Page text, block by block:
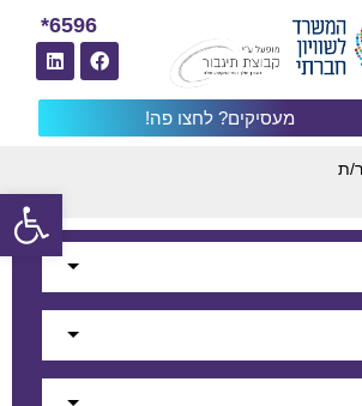
מעסיקים? לחצו פה!
6596*
ת